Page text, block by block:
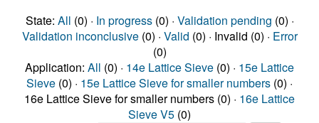
State: All (0) · In progress(0) · Validation pending (0) ·
Validation inconclusive(0) · Valid (0) · Invalid (0) · Error
(0)
Application: All (0) · 14e Lattice Sieve (0) · 15e Lattice
Sieve (0) · 15e Lattice Sieve for smaller numbers (0) ·
16e Lattice Sieve for smaller numbers (0) · 16e Lattice
Sieve V5 (0)